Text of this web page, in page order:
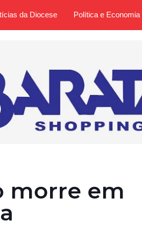
da Diocese Política e Economia
morre em